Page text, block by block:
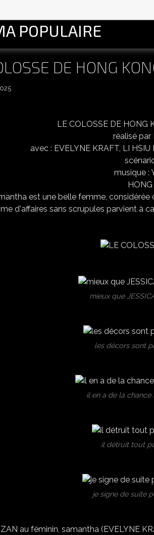
POPULAIRE
DE HONG
LE COLOSSE DE HONG
réalisé par
avec : EVELYNE KRAFT, LI
musique :
est une belle femme,
d'affaires sans scrupules parvient à
mieux que
les décors sont
il en a de la chance
il détruit tout
je signe de suite